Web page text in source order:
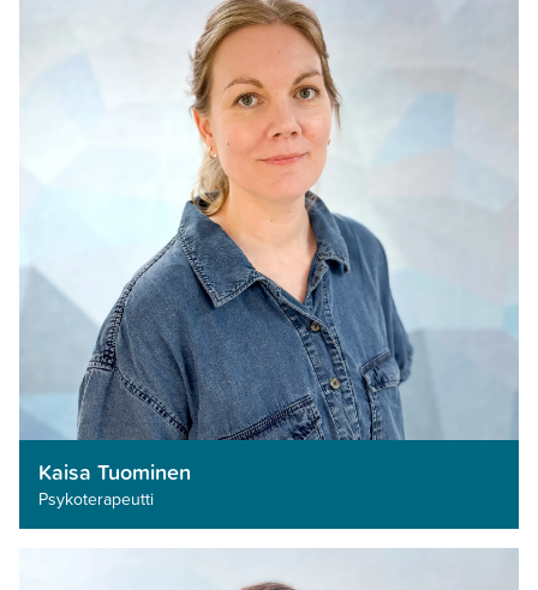
Kaisa Tuominen
Psykoterapeutti­